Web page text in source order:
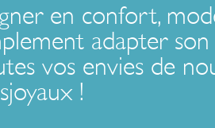
en confort,
adapter
vos envies de
!